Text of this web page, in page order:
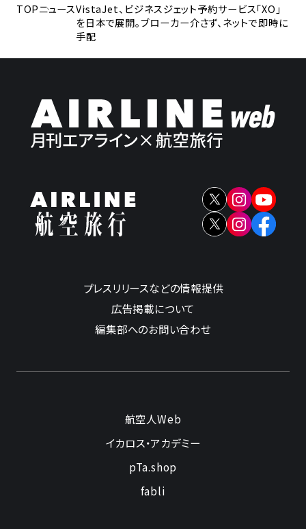
TOPニュースVistaJet、ビジネスジェット予約サービス「XO」
を日本で展開。ブローカー介さず、ネットで即時に
手配
プレスリリースなどの情報提供
広告掲載について
編集部へのお問い合わせ
航空人Web
イカロス・アカデミー
pTa.shop
fabli